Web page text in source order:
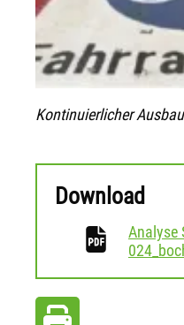
Kontinuierlicher
Download
Analyse